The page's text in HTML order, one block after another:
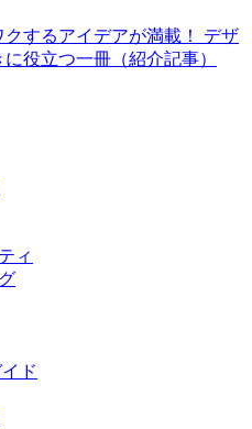
するアイデアが満載！ デザ
役立つ一冊（紹介記事）
ィ
ド